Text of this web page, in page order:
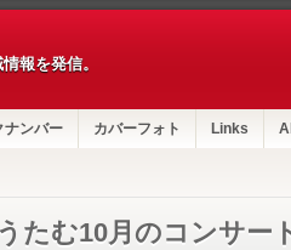
報を発信。
ナンバー カバーフォト Links
たむ10月のコンサー